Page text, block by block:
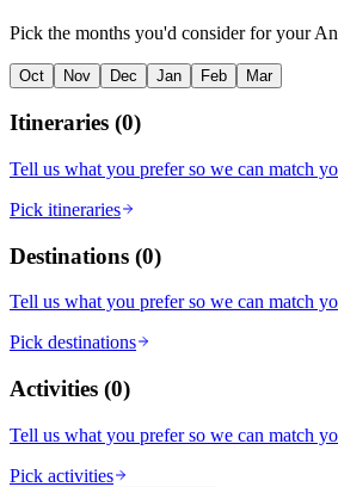
Pick the months you'd consider for your
Oct Nov Dec Jan Feb Mar
Itineraries (0)
Tell us what you prefer so we can match
Pick itineraries
Destinations (0)
Tell us what you prefer so we can match
Pick destinations
Activities (0)
Tell us what you prefer so we can match
Pick activities